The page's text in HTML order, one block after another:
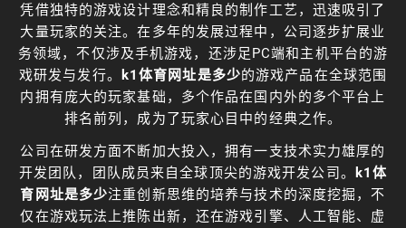
凭借独特的游戏设计理念和精良的制作工艺，迅速吸引了
大量玩家的关注。在多年的发展过程中，公司逐步扩展业
务领域，不仅涉及手机游戏，还涉足PC端和主机平台的游
戏研发与发行。
k1体育网址是多少的游戏产品在全球范围
内拥有庞大的玩家基础，多个作品在国内外的多个平台上
排名前列，成为了玩家心目中的经典之作。
公司在研发方面不断加大投入，拥有一支技术实力雄厚的
开发团队，团队成员来自全球顶尖的游戏开发公司。
k1体
育网址是多少注重创新思维的培养与技术的深度挖掘，不
仅在游戏玩法上推陈出新，还在游戏引擎、人工智能、虚